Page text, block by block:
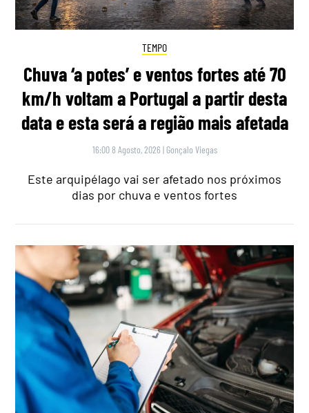
TEMPO
Chuva ‘a potes’ e ventos fortes até 70
km/h voltam a Portugal a partir desta
data e esta será a região mais afetada
16:00 8 Agosto, 2026 | Gonçalo Viegas
Este arquipélago vai ser afetado nos próximos
dias por chuva e ventos fortes